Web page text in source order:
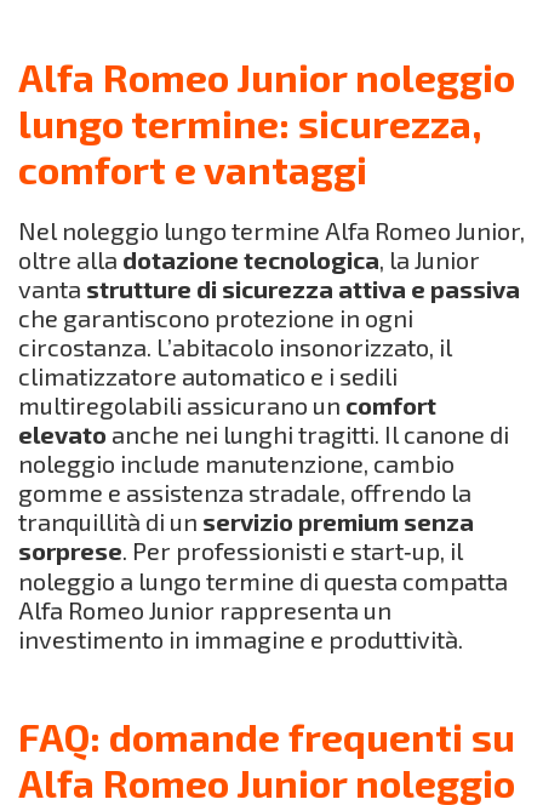
Alfa Romeo Junior noleggio
lungo termine: sicurezza,
comfort e vantaggi
Nel noleggio lungo termine Alfa Romeo Junior,
oltre alla dotazione tecnologica, la Junior
vanta strutture di sicurezza attiva e passiva
che garantiscono protezione in ogni
circostanza. L’abitacolo insonorizzato, il
climatizzatore automatico e i sedili
multiregolabili assicurano un comfort
elevato anche nei lunghi tragitti. Il canone di
noleggio include manutenzione, cambio
gomme e assistenza stradale, offrendo la
tranquillità di un servizio premium senza
sorprese. Per professionisti e start‑up, il
noleggio a lungo termine di questa compatta
Alfa Romeo Junior rappresenta un
investimento in immagine e produttività.
FAQ: domande frequenti su
Alfa Romeo Junior noleggio